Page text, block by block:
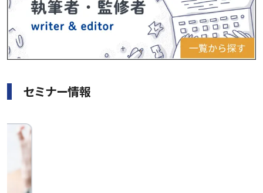
セミナー情報